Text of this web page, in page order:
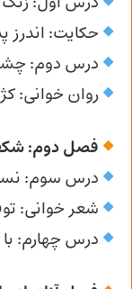
حکایت: اندرز
درس دوم:
روان خوانی:
فصل دوم:
درس سوم:
شعر خوانی:
درس چهارم: با